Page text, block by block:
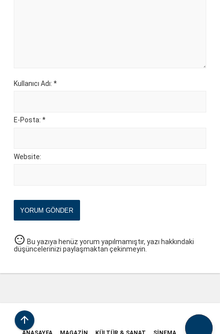
Kullanıcı Adı: *
E-Posta: *
Website:
YORUM GÖNDER
sentiment_neutral Bu yazıya henüz yorum yapılmamıştır, yazı hakkındaki
düşüncelerinizi paylaşmaktan çekinmeyin.
